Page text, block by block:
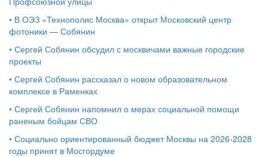
• В ОЭЗ «Технополис Москва» открыт Московский центр
фотоники — Собянин
• Сергей Собянин обсудил с москвичами важные городские
проекты
• Сергей Собянин рассказал о новом образовательном
комплексе в Раменках
• Сергей Собянин напомнил о мерах социальной помощи
раненым бойцам СВО
• Социально ориентированный бюджет Москвы на 2026-2028
годы принят в Мосгордуме